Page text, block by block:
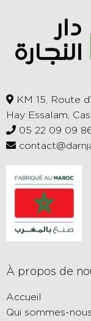
KM 15, Route
Hay Essalam,
05 22 09 09
À propos de
Accueil
Qui sommes-nous